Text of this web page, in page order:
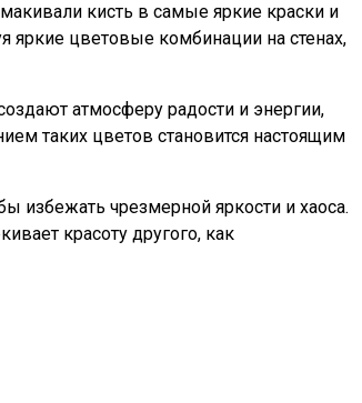
кисть в самые яркие краски и
яркие цветовые комбинации на стенах,
атмосферу радости и энергии,
таких цветов становится настоящим
избежать чрезмерной яркости и хаоса.
красоту другого, как